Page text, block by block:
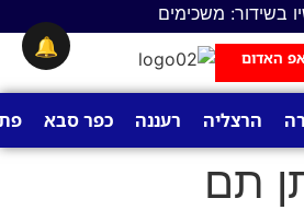
בשידור: משכימים
האדום
הרצליה רעננה כפר סבא
תם
🔔